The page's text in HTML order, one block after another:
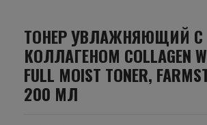
ТОНЕР УВЛАЖНЯЮЩИЙ С
КОЛЛАГЕНОМ COLLAGEN
FULL MOIST TONER,
200 МЛ